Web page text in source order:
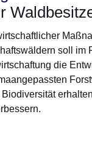
soll im
die
erhalten